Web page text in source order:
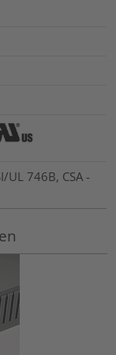
UL 746B, CSA -